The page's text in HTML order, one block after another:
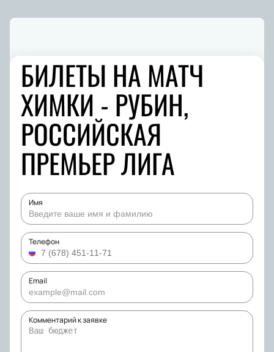
БИЛЕТЫ НА МАТЧ
ХИМКИ - РУБИН,
РОССИЙСКАЯ
ПРЕМЬЕР ЛИГА
Имя
Телефон
Email
Комментарий к заявке